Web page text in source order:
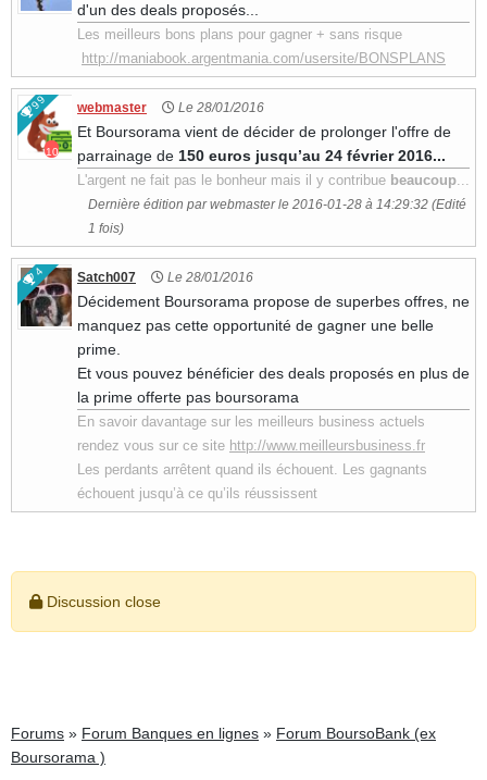
d'un des deals proposés...
Les meilleurs bons plans pour gagner + sans risque
http://maniabook.argentmania.com/usersite/BONSPLANS
99
10
webmaster Le 28/01/2016
Et Boursorama vient de décider de prolonger l'offre de
parrainage de 150 euros jusqu’au 24 février 2016...
L'argent ne fait pas le bonheur mais il y contribue beaucoup...
Dernière édition par webmaster le 2016-01-28 à 14:29:32 (Edité
1 fois)
4 Satch007 Le 28/01/2016
Décidement Boursorama propose de superbes offres, ne
manquez pas cette opportunité de gagner une belle
prime.
Et vous pouvez bénéficier des deals proposés en plus de
la prime offerte pas boursorama
En savoir davantage sur les meilleurs business actuels
rendez vous sur ce site http://www.meilleursbusiness.fr
Les perdants arrêtent quand ils échouent. Les gagnants
échouent jusqu’à ce qu’ils réussissent
Discussion close
Forums » Forum Banques en lignes » Forum BoursoBank (ex
Boursorama )